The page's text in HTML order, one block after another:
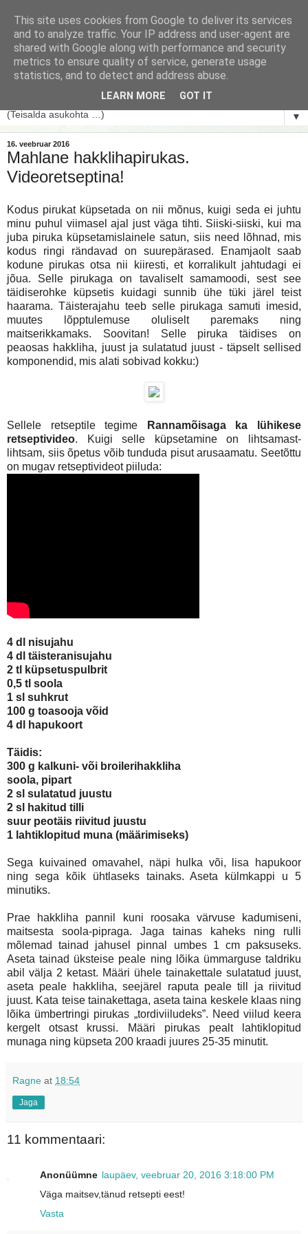
▼
16. veebruar 2016
Mahlane hakklihapirukas.
Videoretseptina!
Kodus pirukat küpsetada on nii mõnus, kuigi seda ei juhtu
minu puhul viimasel ajal just väga tihti. Siiski-siiski, kui ma
juba piruka küpsetamislainele satun, siis need lõhnad, mis
kodus ringi rändavad on suurepärased. Enamjaolt saab
kodune pirukas otsa nii kiiresti, et korralikult jahtudagi ei
jõua. Selle pirukaga on tavaliselt samamoodi, sest see
täidiserohke küpsetis kuidagi sunnib ühe tüki järel teist
haarama. Täisterajahu teeb selle pirukaga samuti imesid,
muutes lõpptulemuse oluliselt paremaks ning
maitserikkamaks. Soovitan! Selle piruka täidises on
peaosas hakkliha, juust ja sulatatud juust - täpselt sellised
komponendid, mis alati sobivad kokku:)
Sellele retseptile tegime Rannamõisaga ka lühikese
retseptivideo. Kuigi selle küpsetamine on lihtsamast-
lihtsam, siis õpetus võib tunduda pisut arusaamatu. Seetõttu
on mugav retseptivideot piiluda:
4 dl nisujahu
4 dl täisteranisujahu
2 tl küpsetuspulbrit
0,5 tl soola
1 sl suhkrut
100 g toasooja võid
4 dl hapukoort
Täidis:
300 g kalkuni- või broilerihakkliha
soola, pipart
2 sl sulatatud juustu
2 sl hakitud tilli
suur peotäis riivitud juustu
1 lahtiklopitud muna (määrimiseks)
Sega kuivained omavahel, näpi hulka või, lisa hapukoor
ning sega kõik ühtlaseks tainaks. Aseta külmkappi u 5
minutiks.
Prae hakkliha pannil kuni roosaka värvuse kadumiseni,
maitsesta soola-pipraga. Jaga tainas kaheks ning rulli
mõlemad tainad jahusel pinnal umbes 1 cm paksuseks.
Aseta tainad üksteise peale ning lõika ümmarguse taldriku
abil välja 2 ketast. Määri ühele tainakettale sulatatud juust,
aseta peale hakkliha, seejärel raputa peale till ja riivitud
juust. Kata teise tainakettaga, aseta taina keskele klaas ning
lõika ümbertringi pirukas „tordiviiludeks”. Need viilud keera
kergelt otsast krussi. Määri pirukas pealt lahtiklopitud
munaga ning küpseta 200 kraadi juures 25-35 minutit.
Ragne at 18:54
Jaga
11 kommentaari:
Anonüümne laupäev, veebruar 20, 2016 3:18:00 PM
Väga maitsev,tänud retsepti eest!
Vasta
This site uses cookies from Google to deliver its services
and to analyze traffic. Your IP address and user-agent are
shared with Google along with performance and security
metrics to ensure quality of service, generate usage
statistics, and to detect and address abuse.
LEARN MORE GOT IT